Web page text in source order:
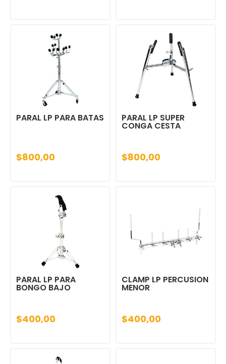
PARAL LP PARA BATAS
$800,00
PARAL LP SUPER
CONGA CESTA
$800,00
PARAL LP PARA
BONGO BAJO
$400,00
CLAMP LP PERCUSION
MENOR
$400,00